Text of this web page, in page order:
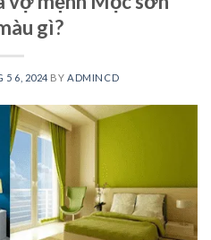
gì?
5 6, 2024 BYADMINCD